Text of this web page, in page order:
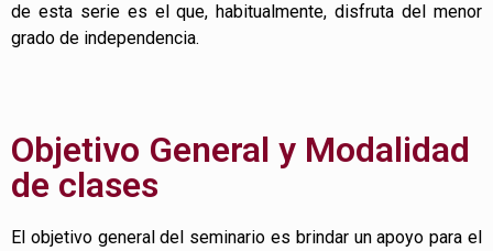
de esta serie es el que, habitualmente, disfruta del menor
grado de independencia.
Objetivo General y Modalidad
de clases
El objetivo general del seminario es brindar un apoyo para el